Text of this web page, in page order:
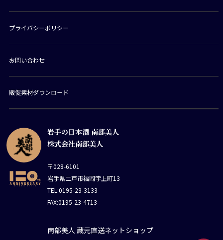
岩手の日本酒 南部美人
株式会社南部美人
〒028-6101
岩手県二戸市福岡字上町13
TEL:0195-23-3133
FAX:0195-23-4713
南部美人 蔵元直送ネットショップ
プライバシーポリシー
お問い合わせ
販促素材ダウンロード